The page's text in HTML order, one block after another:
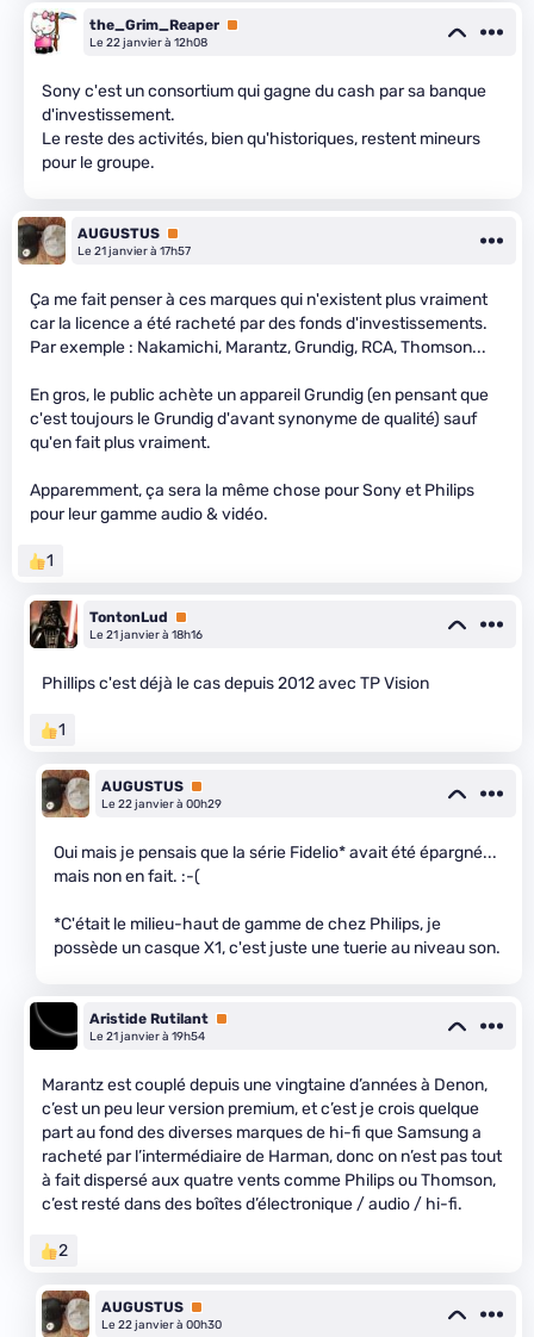
the_Grim_Reaper Premium
Le 22 janvier à 12h08
Sony c'est un consortium qui gagne du cash par sa banque
d'investissement.
Le reste des activités, bien qu'historiques, restent mineurs
pour le groupe.
AUGUSTUS Premium
Le 21 janvier à 17h57
Ça me fait penser à ces marques qui n'existent plus vraiment
car la licence a été racheté par des fonds d'investissements.
Par exemple : Nakamichi, Marantz, Grundig, RCA, Thomson...
En gros, le public achète un appareil Grundig (en pensant que
c'est toujours le Grundig d'avant synonyme de qualité) sauf
qu'en fait plus vraiment.
Apparemment, ça sera la même chose pour Sony et Philips
pour leur gamme audio & vidéo.
1
TontonLud
Premium
Le 21 janvier à 18h16
Phillips c'est déjà le cas depuis 2012 avec TP Vision
1
AUGUSTUS Premium
Le 22 janvier à 00h29
Oui mais je pensais que la série Fidelio* avait été épargné...
mais non en fait. :-(
*C'était le milieu-haut de gamme de chez Philips, je
possède un casque X1, c'est juste une tuerie au niveau son.
Aristide Rutilant Premium
Le 21 janvier à 19h54
Marantz est couplé depuis une vingtaine d’années à Denon,
c’est un peu leur version premium, et c’est je crois quelque
part au fond des diverses marques de hi-fi que Samsung a
racheté par l’intermédiaire de Harman, donc on n’est pas tout
à fait dispersé aux quatre vents comme Philips ou Thomson,
c’est resté dans des boîtes d’électronique / audio / hi-fi.
2
AUGUSTUS Premium
Le 22 janvier à 00h30